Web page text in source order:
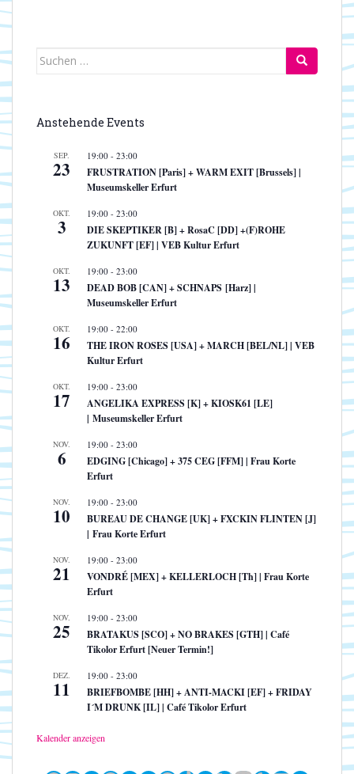
Suchen
Anstehende Events
SEP.
23
19:00 - 23:00
FRUSTRATION [Paris] + WARM EXIT [Brussels] |
Museumskeller Erfurt
OKT.
3
19:00 - 23:00
DIE SKEPTIKER [B] + RosaC [DD] +(F)ROHE
ZUKUNFT [EF] | VEB Kultur Erfurt
OKT.
13
19:00 - 23:00
DEAD BOB [CAN] + SCHNAPS [Harz] |
Museumskeller Erfurt
OKT.
16
19:00 - 22:00
THE IRON ROSES [USA] + MARCH [BEL/NL] | VEB
Kultur Erfurt
OKT.
17
19:00 - 23:00
ANGELIKA EXPRESS [K] + KIOSK61 [LE]
| Museumskeller Erfurt
NOV.
6
19:00 - 23:00
EDGING [Chicago] + 375 CEG [FFM] | Frau Korte
Erfurt
NOV.
10
19:00 - 23:00
BUREAU DE CHANGE [UK] + FXCKIN FLINTEN [J]
| Frau Korte Erfurt
NOV.
21
19:00 - 23:00
VONDRÉ [MEX] + KELLERLOCH [Th] | Frau Korte
Erfurt
NOV.
25
19:00 - 23:00
BRATAKUS [SCO] + NO BRAKES [GTH] | Café
Tikolor Erfurt [Neuer Termin!]
DEZ.
11
19:00 - 23:00
BRIEFBOMBE [HH] + ANTI-MACKI [EF] + FRIDAY
I´M DRUNK [IL] | Café Tikolor Erfurt
Kalender anzeigen